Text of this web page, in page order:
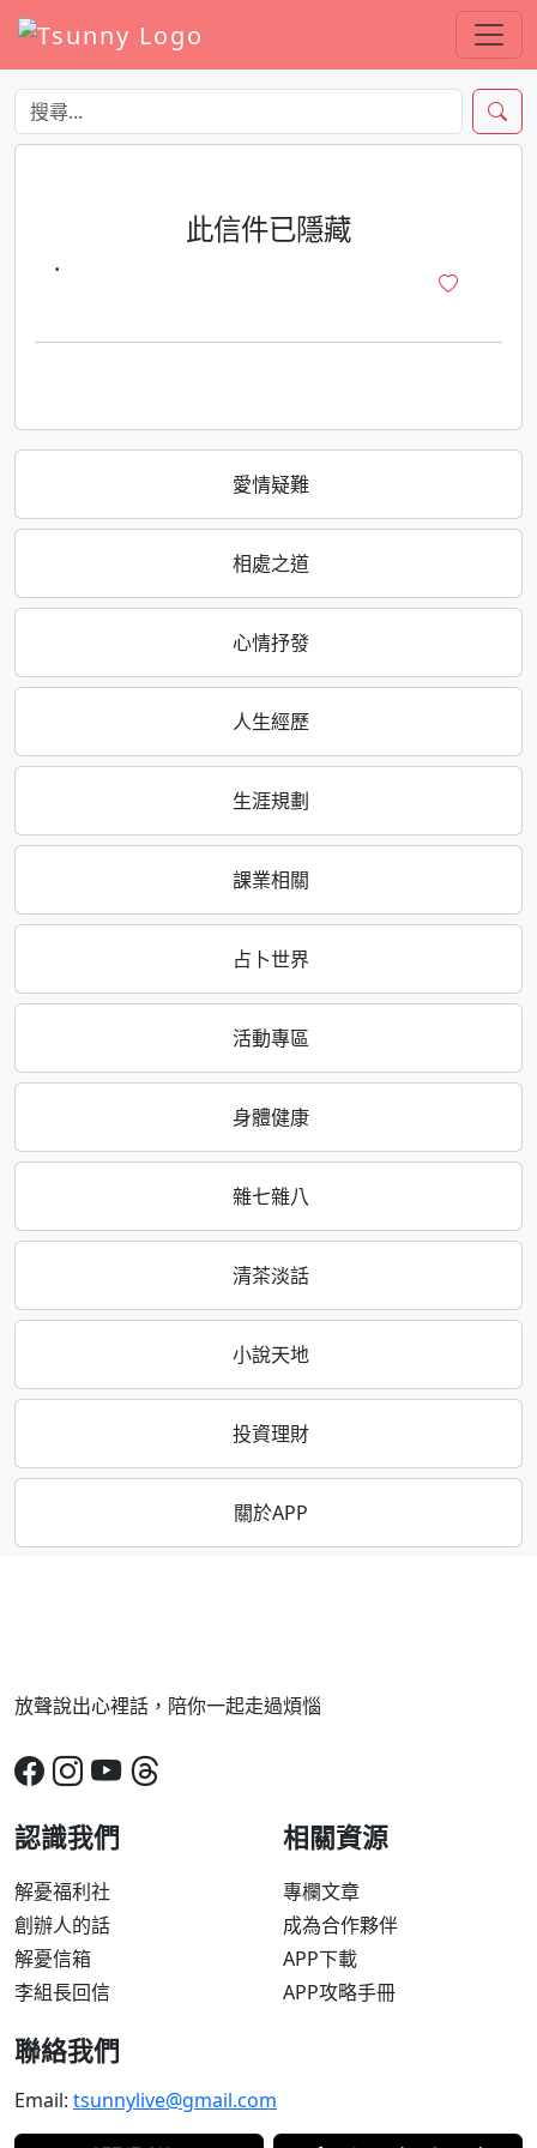
愛情疑難
相處之道
心情抒發
人生經歷
生涯規劃
課業相關
占卜世界
活動專區
身體健康
雜七雜八
清茶淡話
小說天地
投資理財
關於APP
此信件已隱藏
·
放聲說出心裡話，陪你一起走過煩惱
認識我們
解憂福利社
創辦人的話
解憂信箱
李組長回信
相關資源
專欄文章
成為合作夥伴
APP下載
APP攻略手冊
聯絡我們
Email: tsunnylive@gmail.com